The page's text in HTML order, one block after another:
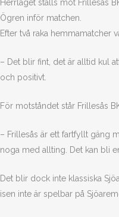
Herrlaget ställs mot Frillesås
Ögren inför matchen.
Efter två raka hemmamatcher
– Det blir fint, det är alltid kul
och positivt.
För motståndet står Frillesås
– Frillesås är ett fartfyllt gäng
noga med allting. Det kan bli
Det blir dock inte klassiska
isen inte är spelbar på